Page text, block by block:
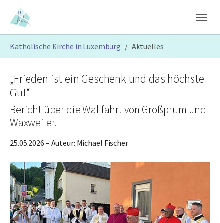
Skip to main content
Skip to page footer
Katholische Kirche in Luxemburg Aktuelles
„Frieden ist ein Geschenk und das höchste
Gut“
Bericht über die Wallfahrt von Großprüm und
Waxweiler.
25.05.2026 – Auteur: Michael Fischer